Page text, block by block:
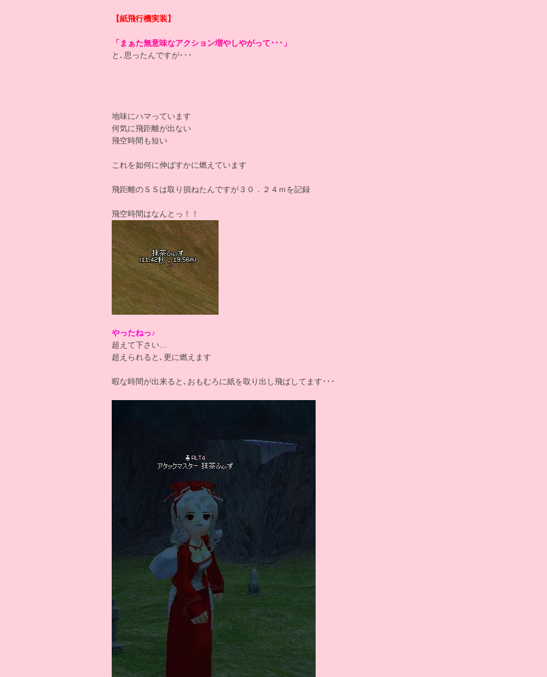
【紙飛行機実装】
「まぁた無意味なアクション増やしやがって･･･」
と､思ったんですが･･･
地味にハマっています
何気に飛距離が出ない
飛空時間も短い
これを如何に伸ばすかに燃えています
飛距離のＳＳは取り損ねたんですが３０．２４ｍを記録
飛空時間はなんとっ！！
やったねっ♪
超えて下さい…
超えられると､更に燃えます
暇な時間が出来ると､おもむろに紙を取り出し飛ばしてます･･･